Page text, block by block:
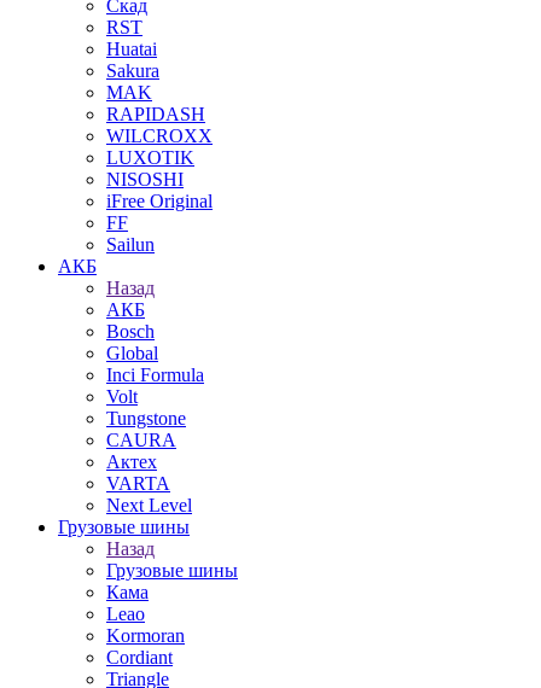
Скад
RST
Huatai
Sakura
MAK
RAPIDASH
WILCROXX
LUXOTIK
NISOSHI
iFree Original
FF
Sailun
АКБ
Назад
АКБ
Bosch
Global
Inci Formula
Volt
Tungstone
CAURA
Актех
VARTA
Next Level
Грузовые шины
Назад
Грузовые шины
Кама
Leao
Kormoran
Cordiant
Triangle